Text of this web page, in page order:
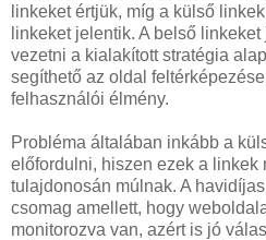
linkeket értjük, míg a külső
linkeket jelentik. A belső
vezetni a kialakított stratégia
segíthető az oldal
felhasználói élmény.
Probléma általában inkább a
előfordulni, hiszen ezek a linkek
tulajdonosán múlnak. A
csomag amellett, hogy
monitorozva van, azért is jó